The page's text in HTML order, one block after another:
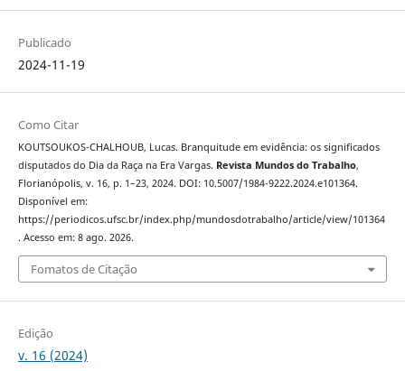
Publicado
2024-11-19
Como Citar
KOUTSOUKOS-CHALHOUB, Lucas. Branquitude em evidência: os significados
disputados do Dia da Raça na Era Vargas. Revista Mundos do Trabalho,
Florianópolis, v. 16, p. 1–23, 2024. DOI: 10.5007/1984-9222.2024.e101364.
Disponível em:
https://periodicos.ufsc.br/index.php/mundosdotrabalho/article/view/101364
. Acesso em: 8 ago. 2026.
Fomatos de Citação
Edição
v. 16 (2024)